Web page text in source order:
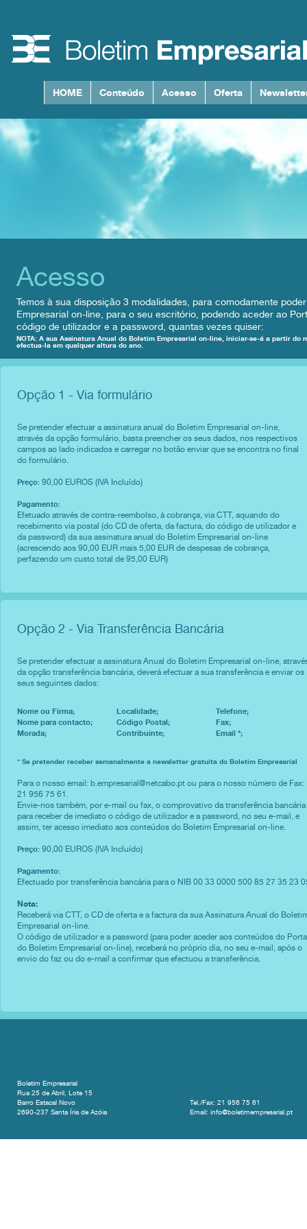
Oferta
Acesso
Conteúdo
HOME
Acesso
Temos à sua disposição 3 modalidades, para comodamente
Empresarial on-line, para o seu escritório, podendo aceder ao
código de utilizador e a password, quantas vezes quiser:
NOTA: A sua Assinatura Anual do Boletim Empresarial on-line, iniciar-se-á a partir do
efectua-la em qualquer altura do ano.
Opção 1 - Via formulário
Se pretender efectuar a assinatura anual do Boletim Empresarial on-line,
através da opção formulário, basta preencher os seus dados, nos respectivos
campos ao lado indicados e carregar no botão enviar que se encontra no final
do formulário.
Preço: 90,00 EUROS (IVA Incluído)
Pagamento:
Efetuado através de contra-reembolso, à cobrança, via CTT, aquando do
recebimento via postal (do CD de oferta, da factura, do código de utilizador e
da password) da sua assinatura anual do Boletim Empresarial on-line
(acrescendo aos 90,00 EUR mais 5,00 EUR de despesas de cobrança,
perfazendo um custo total de 95,00 EUR)
Opção 2 - Via Transferência Bancária
Se pretender efectuar a assinatura Anual do Boletim Empresarial on-line,
da opção transferência bancária, deverá efectuar a sua transferência e enviar os
seus seguintes dados:
Nome ou Firma; Localidade;
Telefone;
Nome para contacto;
Código Postal;
Fax;
Morada;
Contribuinte; Email *;
* Se pretender receber semanalmente a newsletter gratuíta do Boletim Empresarial
Para o nosso email: b.empresarial@netcabo.pt ou para o nosso número de Fax:
21 956 75 61.
Envie-nos também, por e-mail ou fax, o comprovativo da transferência bancária
para receber de imediato o código de utilizador e a password, no seu e-mail, e
assim, ter acesso imediato aos conteúdos do Boletim Empresarial on-line.
Preço: 90,00 EUROS (IVA Incluído)
Pagamento:
Efectuado por transferência bancária para o NIB 00 33 0000 500 85 27 35 23
Nota:
Receberá via CTT, o CD de oferta e a factura da sua Assinatura Anual do
Empresarial on-line.
O código de utilizador e a password (para poder aceder aos conteúdos do
do Boletim Empresarial on-line), receberá no próprio dia, no seu e-mail, após o
envio do faz ou do e-mail a confirmar que efectuou a transferência.
Boletim Empresarial
Rua 25 de Abril, Lote 15
Barro Estacal Novo
2690-237 Santa Íria de Azóia
Tel./Fax: 21 956 75 61
Email: info@boletimempresarial.pt